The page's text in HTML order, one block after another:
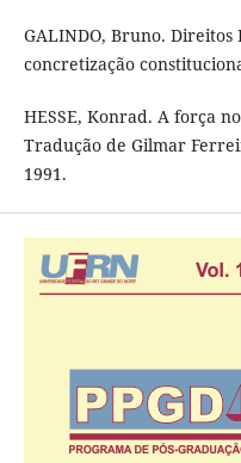
GALINDO, Bruno. Direitos
concretização
HESSE, Konrad. A força
Tradução de Gilmar
1991.